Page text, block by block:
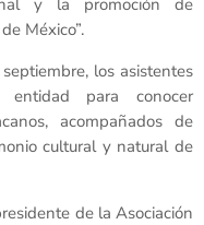
México”.
los asistentes
para conocer
acompañados de
cultural y natural de
de la Asociación